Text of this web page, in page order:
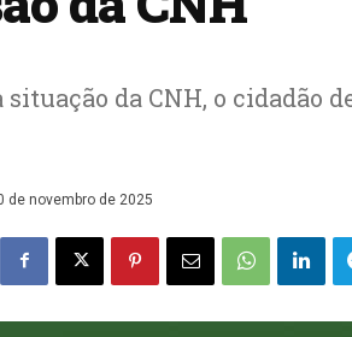
da CNH, o cidadão
de novembro de 2025